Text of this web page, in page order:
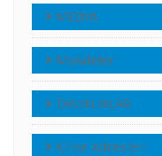
MEDYA
Makaleler
TANIKLIKLAR
Kilise Adresleri